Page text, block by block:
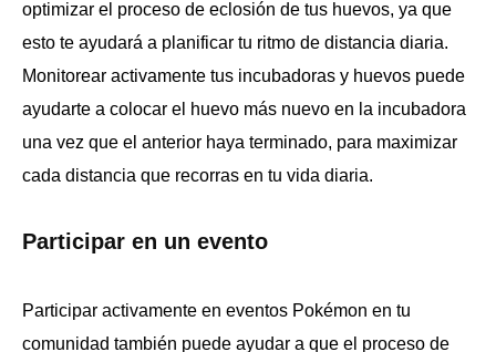
optimizar el proceso de eclosión de tus huevos, ya que
esto te ayudará a planificar tu ritmo de distancia diaria.
Monitorear activamente tus incubadoras y huevos puede
ayudarte a colocar el huevo más nuevo en la incubadora
una vez que el anterior haya terminado, para maximizar
cada distancia que recorras en tu vida diaria.
Participar en un evento
Participar activamente en eventos Pokémon en tu
comunidad también puede ayudar a que el proceso de